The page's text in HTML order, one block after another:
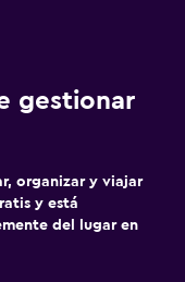
gestionar
organizar y viajar
y está
del lugar en